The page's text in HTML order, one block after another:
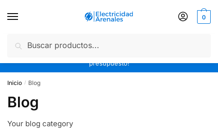
0
10% off efectivo o transferencia | 3 cuotas sin interés | Envíos
presupuesto!
Inicio / Blog
Blog
Your blog category